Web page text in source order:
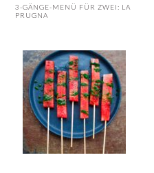
3-GÄNGE-MENÜ FÜR ZWEI: LA
PRUGNA